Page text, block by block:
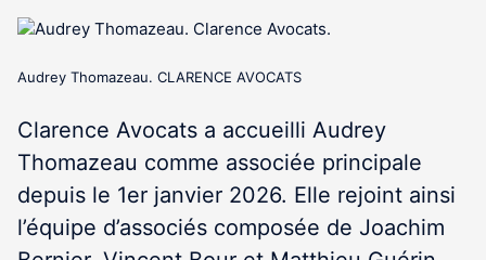
Audrey Thomazeau. CLARENCE AVOCATS
Clarence Avocats a accueilli Audrey
Thomazeau comme associée principale
depuis le 1er janvier 2026. Elle rejoint ainsi
l’équipe d’associés composée de Joachim